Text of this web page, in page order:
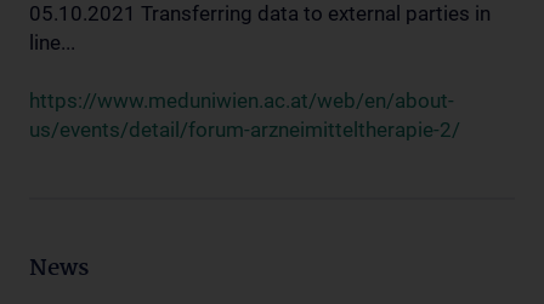
05.10.2021 Transferring data to external parties in
line...
https://www.meduniwien.ac.at/web/en/about-
us/events/detail/forum-arzneimitteltherapie-2/
News